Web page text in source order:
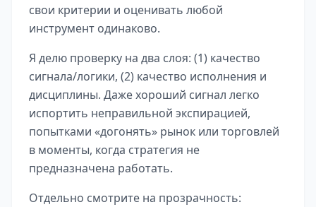
свои критерии и оценивать любой
инструмент одинаково.
Я делю проверку на два слоя: (1) качество
сигнала/логики, (2) качество исполнения и
дисциплины. Даже хороший сигнал легко
испортить неправильной экспирацией,
попытками «догонять» рынок или торговлей
в моменты, когда стратегия не
предназначена работать.
Отдельно смотрите на прозрачность: